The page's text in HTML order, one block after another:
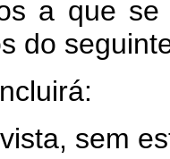
a que
do
sem